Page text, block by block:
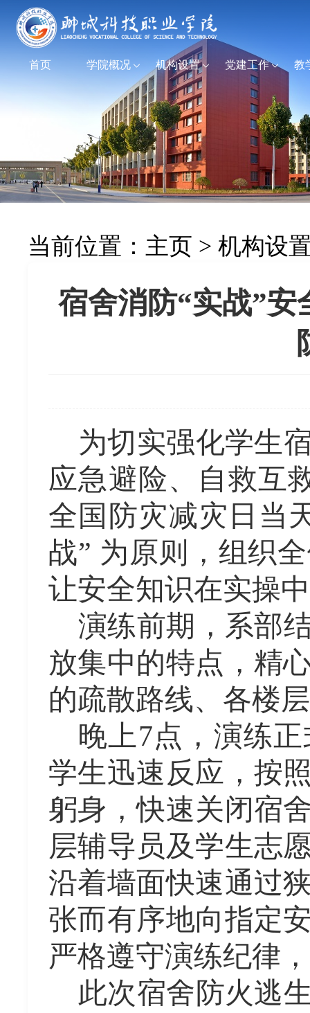
首页 学院概况 机构设置 党建工作 教
当前位置： 主页 > 机构设
宿舍消防“实战”
为切实强化学生
应急避险、自救互
全国防灾减灾日当
战” 为原则，组织
让安全知识在实操
演练前期，系部
放集中的特点，精
的疏散路线、各楼
晚上7点，演练
学生迅速反应，按
躬身，快速关闭宿
层辅导员及学生志
沿着墙面快速通过
张而有序地向指定
严格遵守演练纪律
此次宿舍防火逃